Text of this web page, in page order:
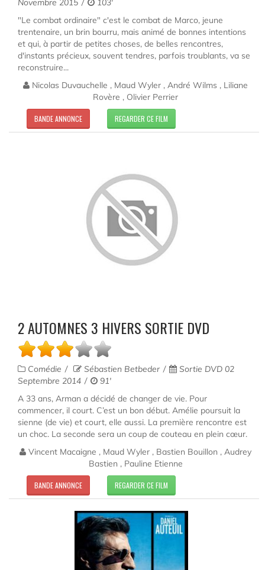
Novembre 2015
103'
"Le combat ordinaire" c'est le combat de Marco, jeune
trentenaire, un brin bourru, mais animé de bonnes intentions
et qui, à partir de petites choses, de belles rencontres,
d'instants précieux, souvent tendres, parfois troublants, va se
reconstruire...
Nicolas Duvauchelle , Maud Wyler , André Wilms , Liliane
Rovère , Olivier Perrier
BANDE ANNONCE REGARDER CE FILM
2 AUTOMNES 3 HIVERS SORTIE DVD
Comédie Sébastien Betbeder
Sortie DVD 02
Septembre 2014
91'
A 33 ans, Arman a décidé de changer de vie. Pour
commencer, il court. C’est un bon début. Amélie poursuit la
sienne (de vie) et court, elle aussi. La première rencontre est
un choc. La seconde sera un coup de couteau en plein cœur.
Vincent Macaigne , Maud Wyler , Bastien Bouillon , Audrey
Bastien , Pauline Etienne
BANDE ANNONCE REGARDER CE FILM